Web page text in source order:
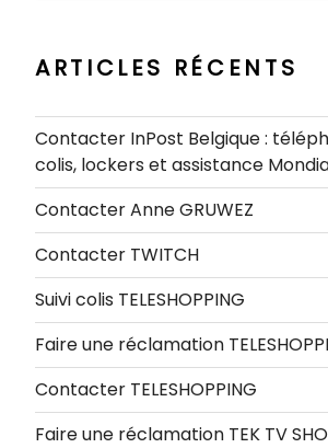
ARTICLES RÉCENTS
Contacter InPost Belgique :
colis, lockers et assistance
Contacter Anne GRUWEZ
Contacter TWITCH
Suivi colis TELESHOPPING
Faire une réclamation
Contacter TELESHOPPING
Faire une réclamation TEK TV